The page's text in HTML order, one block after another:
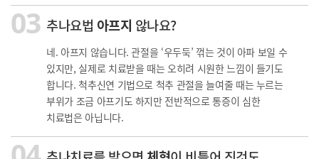
03 추나요법 아프지 않나요?
네. 아프지 않습니다. 관절을 ‘우두둑’ 꺾는 것이 아파 보일 수
있지만, 실제로 치료받을 때는 오히려 시원한 느낌이 들기도
합니다. 척추신연 기법으로 척추 관절을 늘여줄 때는 누르는
부위가 조금 아프기도 하지만 전반적으로 통증이 심한
치료법은 아닙니다.